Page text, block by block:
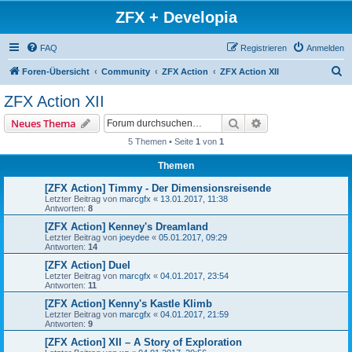
ZFX + Developia
FAQ Anmelden
Registrieren
Foren-Übersicht Community ZFX Action ZFX Action XII
ZFX Action XII
Neues Thema Suche
5 Themen • Seite 1 von 1
Themen
[ZFX Action] Timmy - Der Dimensionsreisende
Letzter Beitrag von marcgfx « 13.01.2017, 11:38
Antworten: 8
[ZFX Action] Kenney's Dreamland
Letzter Beitrag von joeydee « 05.01.2017, 09:29
Antworten: 14
[ZFX Action] Duel
Letzter Beitrag von marcgfx « 04.01.2017, 23:54
Antworten: 11
[ZFX Action] Kenny's Kastle Klimb
Letzter Beitrag von marcgfx « 04.01.2017, 21:59
Antworten: 9
[ZFX Action] XII – A Story of Exploration